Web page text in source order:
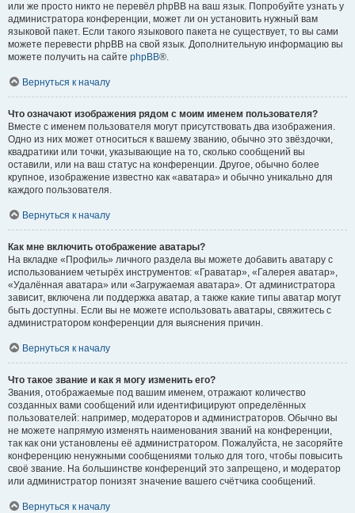
или же просто никто не перевёл phpBB на ваш язык. Попробуйте узнать у
администратора конференции, может ли он установить нужный вам
языковой пакет. Если такого языкового пакета не существует, то вы сами
можете перевести phpBB на свой язык. Дополнительную информацию вы
можете получить на сайте phpBB®.
Вернуться к началу
Что означают изображения рядом с моим именем пользователя?
Вместе с именем пользователя могут присутствовать два изображения.
Одно из них может относиться к вашему званию, обычно это звёздочки,
квадратики или точки, указывающие на то, сколько сообщений вы
оставили, или на ваш статус на конференции. Другое, обычно более
крупное, изображение известно как «аватара» и обычно уникально для
каждого пользователя.
Вернуться к началу
Как мне включить отображение аватары?
На вкладке «Профиль» личного раздела вы можете добавить аватару с
использованием четырёх инструментов: «Граватар», «Галерея аватар»,
«Удалённая аватара» или «Загружаемая аватара». От администратора
зависит, включена ли поддержка аватар, а также какие типы аватар могут
быть доступны. Если вы не можете использовать аватары, свяжитесь с
администратором конференции для выяснения причин.
Вернуться к началу
Что такое звание и как я могу изменить его?
Звания, отображаемые под вашим именем, отражают количество
созданных вами сообщений или идентифицируют определённых
пользователей: например, модераторов и администраторов. Обычно вы
не можете напрямую изменять наименования званий на конференции,
так как они установлены её администратором. Пожалуйста, не засоряйте
конференцию ненужными сообщениями только для того, чтобы повысить
своё звание. На большинстве конференций это запрещено, и модератор
или администратор понизят значение вашего счётчика сообщений.
Вернуться к началу